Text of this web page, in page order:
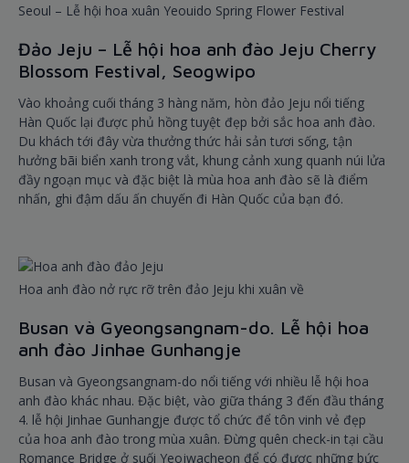
Seoul – Lễ hội hoa xuân Yeouido Spring Flower Festival
Đảo Jeju – Lễ hội hoa anh đào Jeju Cherry
Blossom Festival, Seogwipo
Vào khoảng cuối tháng 3 hàng năm, hòn đảo Jeju nổi tiếng
Hàn Quốc lại được phủ hồng tuyệt đẹp bởi sắc hoa anh đào.
Du khách tới đây vừa thưởng thức hải sản tươi sống, tận
hưởng bãi biển xanh trong vắt, khung cảnh xung quanh núi lửa
đầy ngoạn mục và đặc biệt là mùa hoa anh đào sẽ là điểm
nhấn, ghi đậm dấu ấn chuyến đi Hàn Quốc của bạn đó.
Hoa anh đào nở rực rỡ trên đảo Jeju khi xuân về
Busan và Gyeongsangnam-do. Lễ hội hoa
anh đào Jinhae Gunhangje
Busan và Gyeongsangnam-do nổi tiếng với nhiều lễ hội hoa
anh đào khác nhau. Đặc biệt, vào giữa tháng 3 đến đầu tháng
4. lễ hội Jinhae Gunhangje được tổ chức để tôn vinh vẻ đẹp
của hoa anh đào trong mùa xuân. Đừng quên check-in tại cầu
Romance Bridge ở suối Yeojwacheon để có được những bức